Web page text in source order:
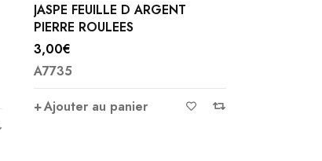
JASPE FEUILLE D ARGENT
PIERRE ROULEES
3,00€
A7735
Ajouter au panier